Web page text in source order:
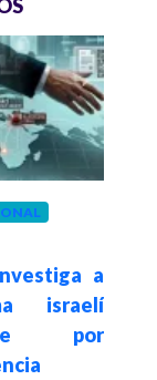
a
israelí
por